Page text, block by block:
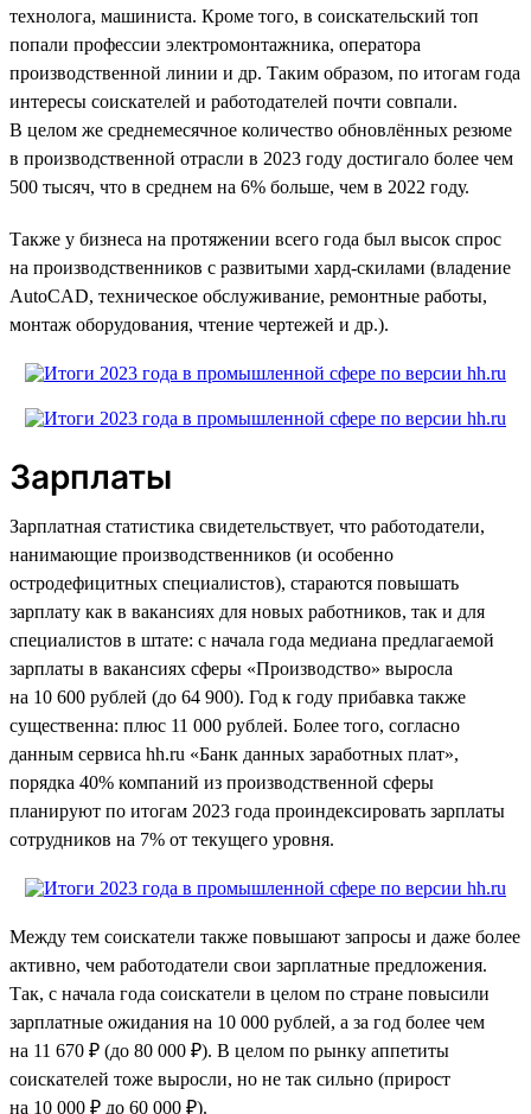
технолога, машиниста. Кроме того, в соискательский топ
попали профессии электромонтажника, оператора
производственной линии и др. Таким образом, по итогам года
интересы соискателей и работодателей почти совпали.
В целом же среднемесячное количество обновлённых резюме
в производственной отрасли в 2023 году достигало более чем
500 тысяч, что в среднем на 6% больше, чем в 2022 году.
Также у бизнеса на протяжении всего года был высок спрос
на производственников с развитыми хард-скилами (владение
AutoCAD, техническое обслуживание, ремонтные работы,
монтаж оборудования, чтение чертежей и др.).
Зарплаты
Зарплатная статистика свидетельствует, что работодатели,
нанимающие производственников (и особенно
остродефицитных специалистов), стараются повышать
зарплату как в вакансиях для новых работников, так и для
специалистов в штате: с начала года медиана предлагаемой
зарплаты в вакансиях сферы «Производство» выросла
на 10 600 рублей (до 64 900). Год к году прибавка также
существенна: плюс 11 000 рублей. Более того, согласно
данным сервиса hh.ru «Банк данных заработных плат»,
порядка 40% компаний из производственной сферы
планируют по итогам 2023 года проиндексировать зарплаты
сотрудников на 7% от текущего уровня.
Между тем соискатели также повышают запросы и даже более
активно, чем работодатели свои зарплатные предложения.
Так, с начала года соискатели в целом по стране повысили
зарплатные ожидания на 10 000 рублей, а за год более чем
на 11 670 ₽ (до 80 000 ₽). В целом по рынку аппетиты
соискателей тоже выросли, но не так сильно (прирост
на 10 000 ₽ до 60 000 ₽).